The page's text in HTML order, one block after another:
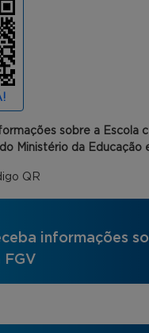
sobre a Escola
Ministério da Educação
QR
informações
FGV